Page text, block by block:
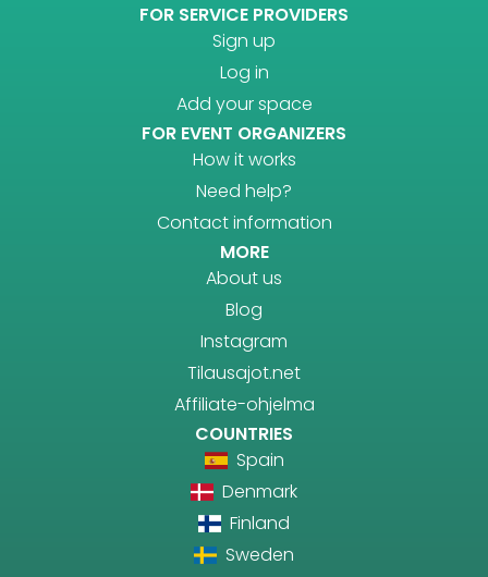
FOR SERVICE PROVIDERS
Sign up
Log in
Add your space
FOR EVENT ORGANIZERS
How it works
Need help?
Contact information
MORE
About us
Blog
Instagram
Tilausajot.net
Affiliate-ohjelma
COUNTRIES
Spain
Denmark
Finland
Sweden